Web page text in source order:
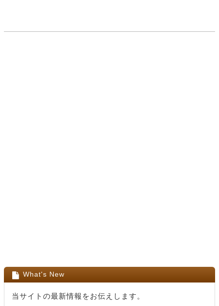
What's New
当サイトの最新情報をお伝えします。